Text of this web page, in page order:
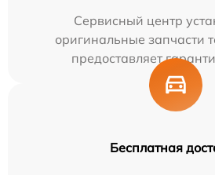
Сервисный центр
оригинальные запчасти
предоставляет
Бесплатная